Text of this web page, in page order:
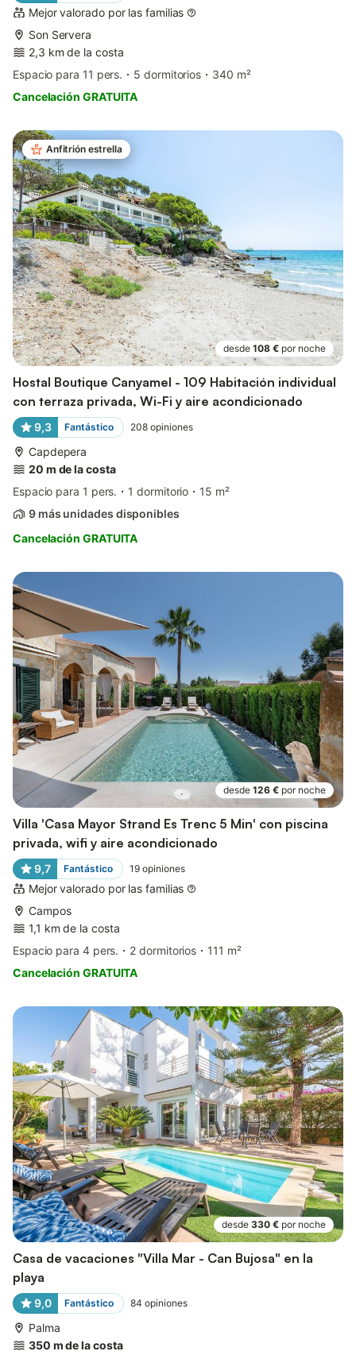
Mejor valorado por las familias
Son Servera
2,3 km de la costa
Espacio para 11 pers.
5 dormitorios
340 m²
Cancelación GRATUITA
Anfitrión estrella
desde 108 € por noche
Hostal Boutique Canyamel - 109 Habitación individual
con terraza privada, Wi-Fi y aire acondicionado
9,3 Fantástico 208 opiniones
Capdepera
20 m de la costa
Espacio para 1 pers.
1 dormitorio
15 m²
9 más unidades disponibles
Cancelación GRATUITA
desde 126 € por noche
Villa 'Casa Mayor Strand Es Trenc 5 Min' con piscina
privada, wifi y aire acondicionado
9,7 Fantástico 19 opiniones
Mejor valorado por las familias
Campos
1,1 km de la costa
Espacio para 4 pers.
2 dormitorios
111 m²
Cancelación GRATUITA
desde 330 € por noche
Casa de vacaciones "Villa Mar - Can Bujosa" en la
playa
9,0 Fantástico 84 opiniones
Palma
350 m de la costa